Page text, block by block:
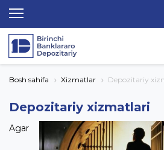
Bosh sahifa Xizmatlar Depozitariy
Depozitariy xizmatlari
Agar